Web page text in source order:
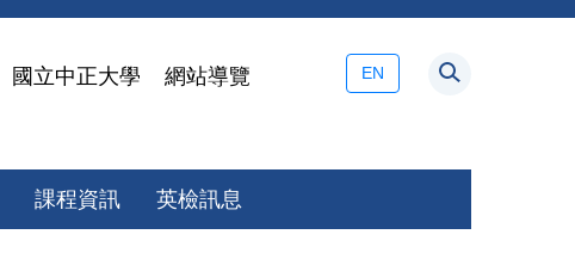
國立中正大學 網站導覽 EN
課程資訊 英檢訊息